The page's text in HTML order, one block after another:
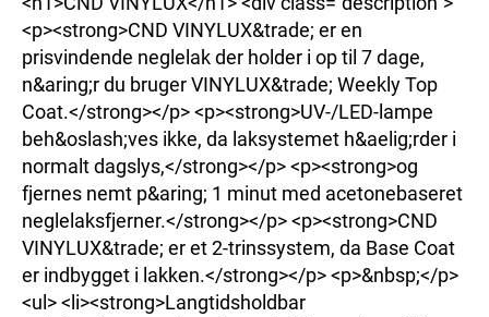
<p><strong>CND VINYLUX&trade; er en
prisvindende neglelak der holder i op til 7 dage,
n&aring;r du bruger VINYLUX&trade; Weekly Top
Coat.</strong></p> <p><strong>UV-/LED-lampe
beh&oslash;ves ikke, da laksystemet h&aelig;rder i
normalt dagslys,</strong></p> <p><strong>og
fjernes nemt p&aring; 1 minut med acetonebaseret
neglelaksfjerner.</strong></p> <p><strong>CND
VINYLUX&trade; er et 2-trinssystem, da Base Coat
er indbygget i lakken.</strong></p> <p>&nbsp;</p>
<ul> <li><strong>Langtidsholdbar